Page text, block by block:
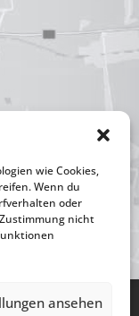
wie Cookies,
Wenn du
oder
nicht
ansehen